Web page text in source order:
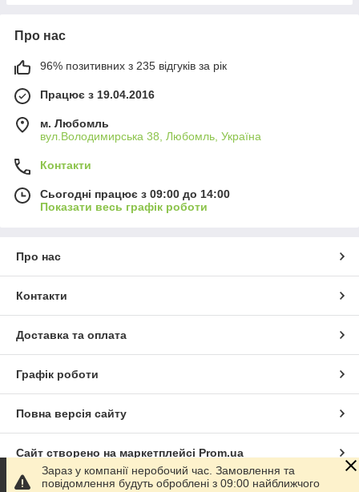
Про нас
96% позитивних з 235 відгуків за рік
Працює з 19.04.2016
м. Любомль
вул.Володимирська 38, Любомль, Україна
Контакти
Сьогодні працює з 09:00 до 14:00
Показати весь графік роботи
Про нас
Контакти
Доставка та оплата
Графік роботи
Повна версія сайту
Сайт створено на маркетплейсі Prom.ua
Зараз у компанії неробочий час. Замовлення та
повідомлення будуть оброблені з 09:00 найближчого